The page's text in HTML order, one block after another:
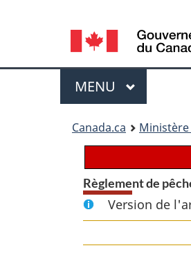
Language
selection
Menu
MENU PRINCIPAL
Canada.ca Ministère
Règlement de
Version de